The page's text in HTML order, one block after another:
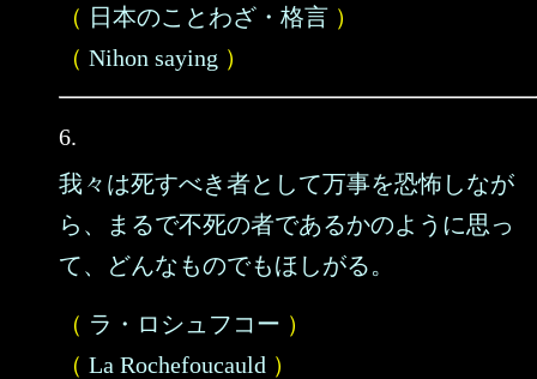
（ 日本のことわざ・格言 ）
（ Nihon saying ）
6.
我々は死すべき者として万事を恐怖しなが
ら、まるで不死の者であるかのように思っ
て、どんなものでもほしがる。
（ ラ・ロシュフコー ）
（ La Rochefoucauld ）